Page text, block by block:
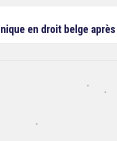
en droit belge